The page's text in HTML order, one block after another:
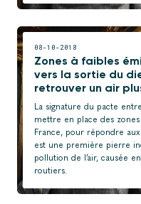
08-10-2018
Zones à faibles
vers la sortie du
retrouver un air
La signature du pacte
mettre en place des zones
France, pour répondre
est une première pierre
pollution de l’air, causée
routiers.